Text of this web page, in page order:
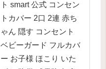
ト smart 公式 コンセン
トカバー 2口 2連 赤ち
ゃん 隠す コンセント
ベビーガード フルカバ
ー お子様 ほこり いた